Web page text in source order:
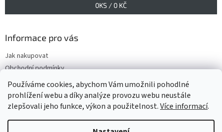
Používáme cookies, abychom Vám umožnili pohodlné
prohlížení webu a díky analýze provozu webu neustále
zlepšovali jeho funkce, výkon a použitelnost.Více informací.
0KS / 0 KČ
Informace pro vás
Jak nakupovat
Obchodní podmínky
Podmínky ochrany osobních údajů